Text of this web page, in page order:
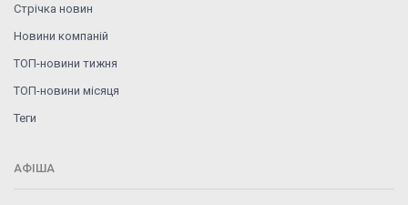
Стрічка новин
Новини компаній
ТОП-новини тижня
ТОП-новини місяця
Теги
АФІША